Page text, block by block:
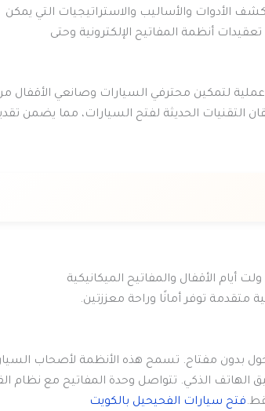
الأدوات والأساليب والاستراتيجيات التي يمكن
أنظمة المفاتيح الإلكترونية وحتى
لتمكين محترفي السيارات وصانعي الأقفال
التقنيات الحديثة لفتح السيارات، مما يضمن
الأقفال والمفاتيح الميكانيكية
متقدمة توفر أمانًا وراحة معززتين.
بدون مفتاح. تسمح هذه الأنظمة لأصحاب
الذكي. تتواصل وحدة المفاتيح مع نظام
فتح سيارات الفحيحيل بالكويت